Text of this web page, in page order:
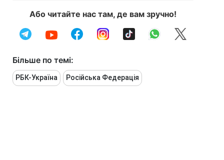
Або читайте нас там, де вам зручно!
Більше по темі:
РБК-Україна Російська Федерація